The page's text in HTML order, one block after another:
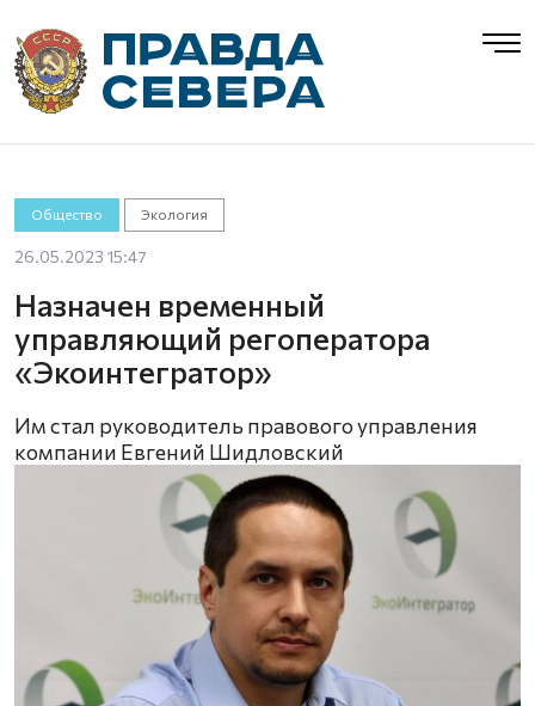
Общество Экология
26.05.2023 15:47
Назначен временный
управляющий регоператора
«Экоинтегратор»
Им стал руководитель правового управления
компании Евгений Шидловский